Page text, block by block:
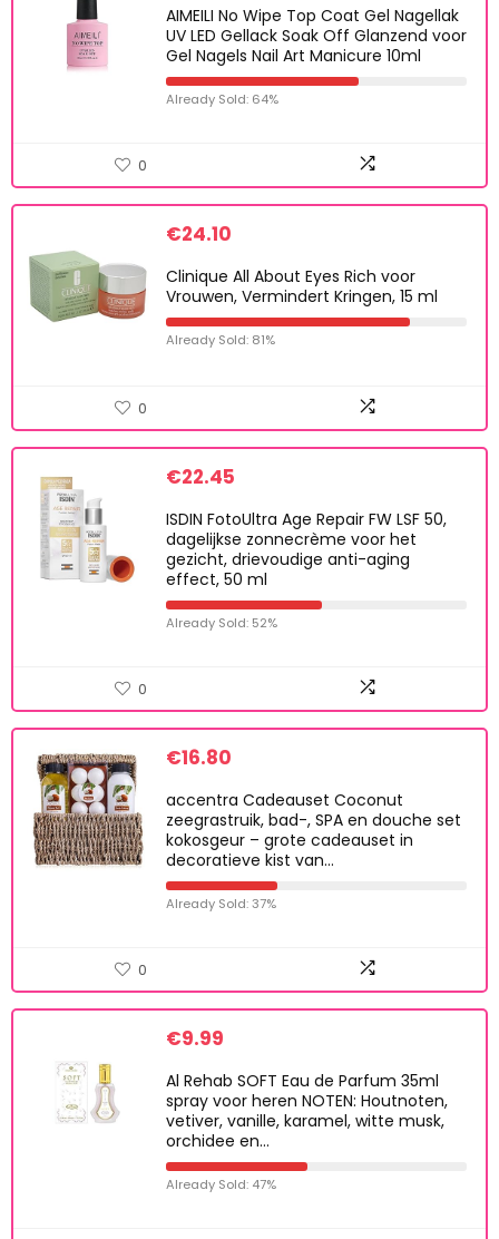
AIMEILI No Wipe Top Coat Gel Nagellak
UV LED Gellack Soak Off Glanzend voor
Gel Nagels Nail Art Manicure 10ml
Already Sold: 64%
0
€24.10
Clinique All About Eyes Rich voor
Vrouwen, Vermindert Kringen, 15 ml
Already Sold: 81%
0
€22.45
ISDIN FotoUltra Age Repair FW LSF 50,
dagelijkse zonnecrème voor het
gezicht, drievoudige anti-aging
effect, 50 ml
Already Sold: 52%
0
€16.80
accentra Cadeauset Coconut
zeegrastruik, bad-, SPA en douche set
kokosgeur – grote cadeauset in
decoratieve kist van…
Already Sold: 37%
0
€9.99
Al Rehab SOFT Eau de Parfum 35ml
spray voor heren NOTEN: Houtnoten,
vetiver, vanille, karamel, witte musk,
orchidee en…
Already Sold: 47%